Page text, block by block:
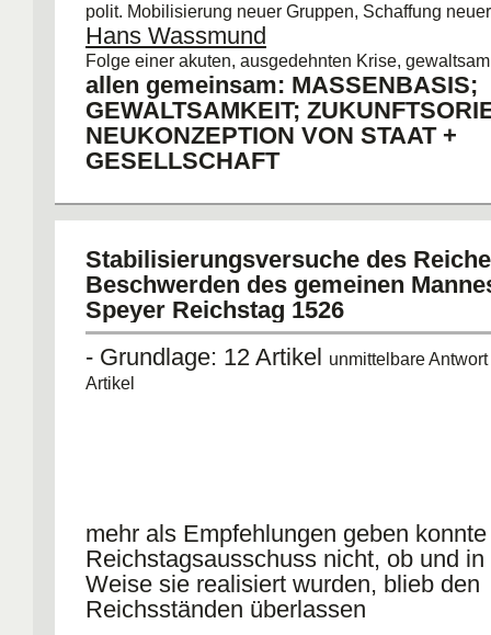
polit. Mobilisierung neuer Gruppen, Schaffung
Hans Wassmund
Folge einer akuten, ausgedehnten Krise,
allen gemeinsam: MASSENBASIS;
GEWALTSAMKEIT;
NEUKONZEPTION VON STAAT +
GESELLSCHAFT
Herausforderung bestehender zustände,
Rebellion versus Revolution
- Rebellion: Gewalt + Verweigerungsattitüde, ihr
Charakter
- Revolution ein Akt der Neubildung der
nach Vision perfekteren+gerechteren Gesellschaft
BK mit seiner ideolog. Begründung
Beschwerden + Forderungen von
rationalisiert +begründet, alternative
Gesellschaftsvisionen anbieten--
Stabilisierungsversuche des
Beschwerden des gemeinen
Speyer Reichstag 1526
- Grundlage: 12 Artikel unmittelbare
Artikel
mehr als Empfehlungen geben
Reichstagsausschuss nicht, ob und
Weise sie realisiert wurden, blieb den
Reichsständen überlassen